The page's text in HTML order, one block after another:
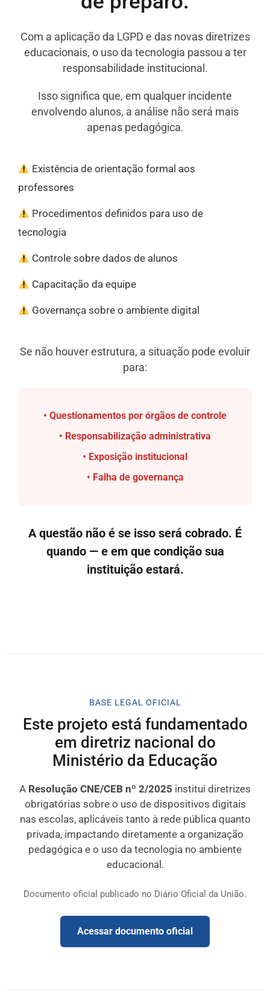
Com a aplicação da LGPD e das novas diretrizes
educacionais, o uso da tecnologia passou a ter
responsabilidade institucional.
Isso significa que, em qualquer incidente
envolvendo alunos, a análise não será mais
apenas pedagógica.
Existência de orientação formal aos
professores
Procedimentos definidos para uso de
tecnologia
Controle sobre dados de alunos
Capacitação da equipe
Governança sobre o ambiente digital
Se não houver estrutura, a situação pode evoluir
para:
• Questionamentos por órgãos de controle
• Responsabilização administrativa
• Exposição institucional
• Falha de governança
A questão não é se isso será cobrado. É
quando — e em que condição sua
instituição estará.
BASE LEGAL OFICIAL
Este projeto está fundamentado
em diretriz nacional do
Ministério da Educação
A Resolução CNE/CEB nº 2/2025 institui diretrizes
obrigatórias sobre o uso de dispositivos digitais
nas escolas, aplicáveis tanto à rede pública quanto
privada, impactando diretamente a organização
pedagógica e o uso da tecnologia no ambiente
educacional.
Documento oficial publicado no Diário Oficial da União.
Acessar documento oficial